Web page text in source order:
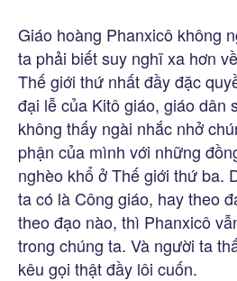
Giáo hoàng Phanxicô không
ta phải biết suy nghĩ xa hơn
Thế giới thứ nhất đầy đặc
đại lễ của Kitô giáo, giáo dân
không thấy ngài nhắc nhở
phận của mình với những
nghèo khổ ở Thế giới thứ ba.
ta có là Công giáo, hay theo
theo đạo nào, thì Phanxicô
trong chúng ta. Và người ta
kêu gọi thật đầy lôi cuốn.